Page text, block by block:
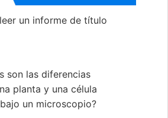
un informe de título
son las diferencias
planta y una célula
un microscopio?